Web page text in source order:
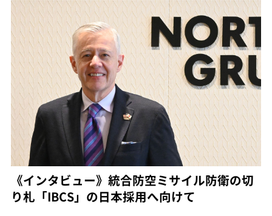
《インタビュー》統合防空ミサイル防衛の切
り札「IBCS」の日本採用へ向けて